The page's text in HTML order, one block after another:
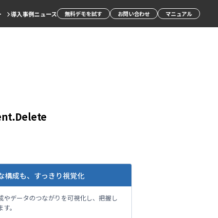
導入事例ニュース 無料デモを試す お問い合わせ マニュアル
構成も、すっきり視覚化
やデータのつながりを可視化し、把握し
。